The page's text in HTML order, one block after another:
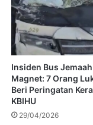
Insiden Bus
Magnet: 7 Orang
Beri Peringatan
KBIHU
29/04/2026